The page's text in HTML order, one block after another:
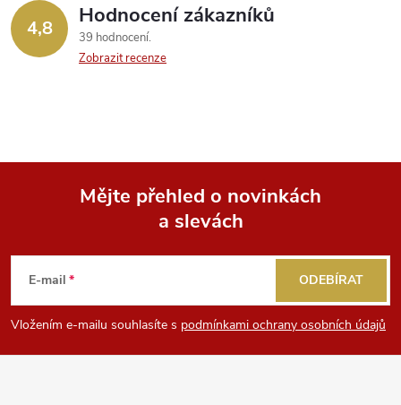
4,8 Hodnocení zákazníků
39 hodnocení
Zobrazit recenze
p
Mějte přehled o novinkách
a slevách
E-mail
Vložením e-mailu souhlasíte s podmínkami ochrany osobních údajů
ODEBÍRAT